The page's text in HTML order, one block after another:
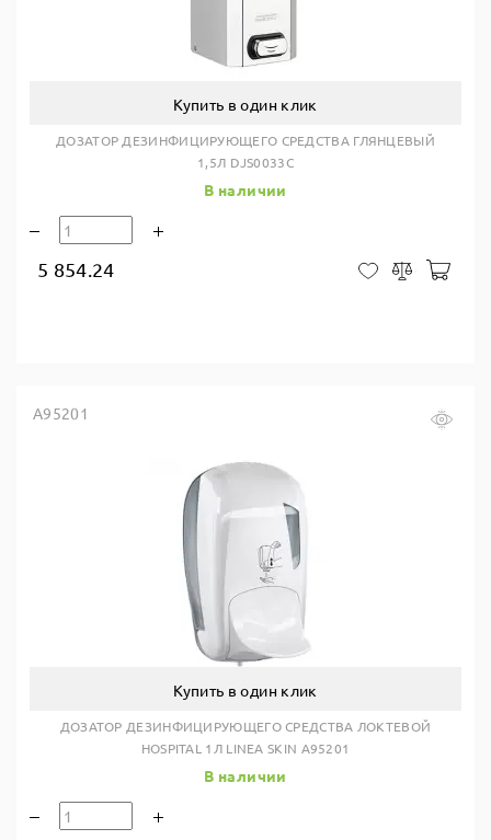
Купить в один клик
ДОЗАТОР ДЕЗИНФИЦИРУЮЩЕГО СРЕДСТВА ГЛЯНЦЕВЫЙ
1,5Л DJS0033C
В наличии
5 854.24 В закладки
Сравнить
A95201
Купить в один клик
ДОЗАТОР ДЕЗИНФИЦИРУЮЩЕГО СРЕДСТВА ЛОКТЕВОЙ
HOSPITAL 1Л LINEA SKIN A95201
В наличии